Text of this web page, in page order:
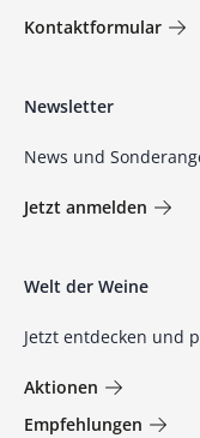
Kontaktformular
Newsletter
News und
Jetzt anmelden
Welt der Weine
Jetzt entdecken und
Aktionen
Empfehlungen